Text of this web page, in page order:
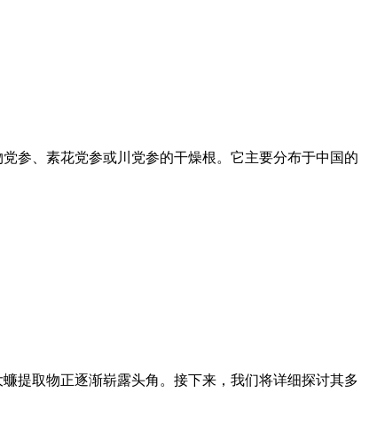
参、素花党参或川党参的干燥根。它主要分布于中国的
提取物正逐渐崭露头角。接下来，我们将详细探讨其多